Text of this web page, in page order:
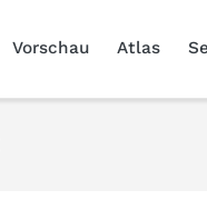
Vorschau Atlas